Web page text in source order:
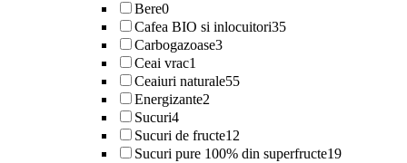
Bere0
Cafea BIO si inlocuitori35
Carbogazoase3
Ceai vrac1
Ceaiuri naturale55
Energizante2
Sucuri4
Sucuri de fructe12
Sucuri pure 100% din superfructe19